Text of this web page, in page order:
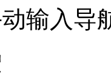
入导航地